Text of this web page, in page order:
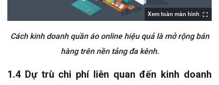
Xem toàn màn hình
Cách kinh doanh quần áo online hiệu quả là mở rộng bán
hàng trên nền tảng đa kênh.
1.4 Dự trù chi phí liên quan đến kinh doanh